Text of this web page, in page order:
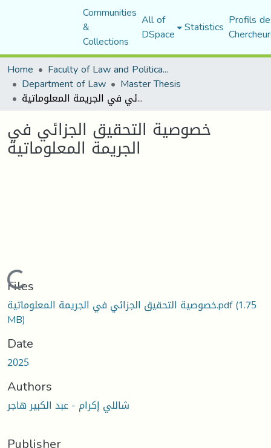
Communities
&
Collections
All of
DSpace Statistics Profils
Home
Faculty of Law and Political Science
Department of Law Master Thesis
خصوصية التحقيق الجزائي في الجريمة المعلوماتية
خصوصية التحقيق الجزائي في
الجريمة المعلوماتية
Loading...
Files
خصوصية التحقيق الجزائي في الجريمة المعلوماتية.pdf(1.75
MB)
Date
2025
Authors
شاللي إكرام - عبد الكبير هاجر